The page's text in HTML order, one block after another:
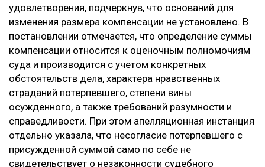
удовлетворения, подчеркнув, что оснований для
изменения размера компенсации не установлено. В
постановлении отмечается, что определение суммы
компенсации относится к оценочным полномочиям
суда и производится с учетом конкретных
обстоятельств дела, характера нравственных
страданий потерпевшего, степени вины
осужденного, а также требований разумности и
справедливости. При этом апелляционная инстанция
отдельно указала, что несогласие потерпевшего с
присужденной суммой само по себе не
свидетельствует о незаконности судебного